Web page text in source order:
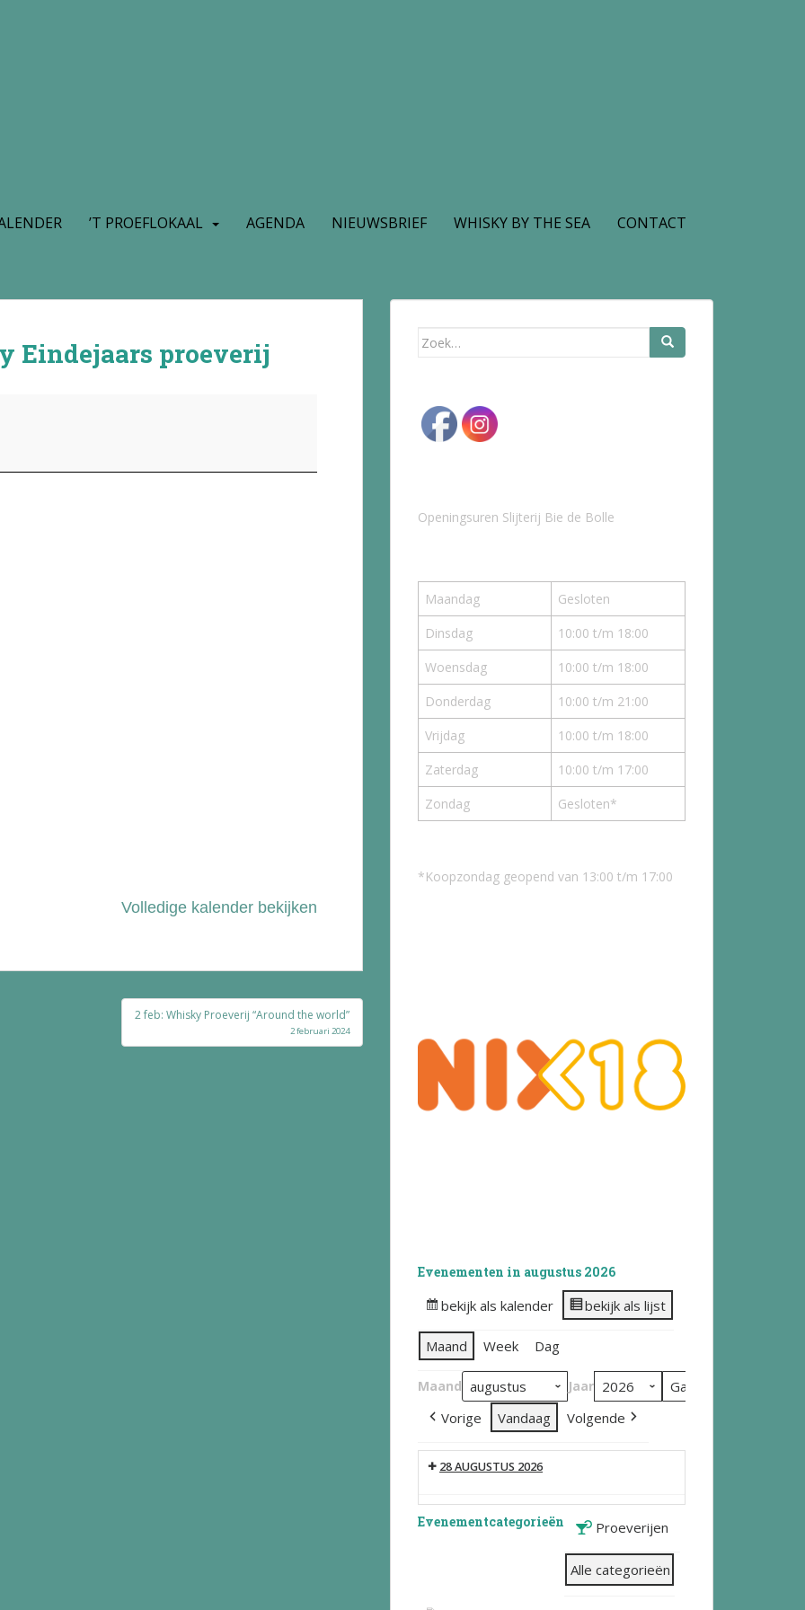
’T PROEFLOKAAL AGENDA NIEUWSBRIEF WHISKY BY THE SEA CONTACT
Eindejaars proeverij
Volledige kalender bekijken
2 feb: Whisky Proeverij “Around the world”
2 februari 2024
Zoek
Openingsuren Slijterij Bie de Bolle
Maandag
Gesloten
Dinsdag
10:00 t/m 18:00
Woensdag
10:00 t/m 18:00
Donderdag
10:00 t/m 21:00
Vrijdag
10:00 t/m 18:00
Zaterdag
10:00 t/m 17:00
Zondag
Gesloten*
*Koopzondag geopend van 13:00 t/m 17:00
Evenementen in augustus 2026
bekijk als kalender bekijk als lijst
Maand Week Dag
Maand Jaar
Vorige Vandaag Volgende
28 AUGUSTUS 2026
Evenementcategorieën Proeverijen
Alle categorieën